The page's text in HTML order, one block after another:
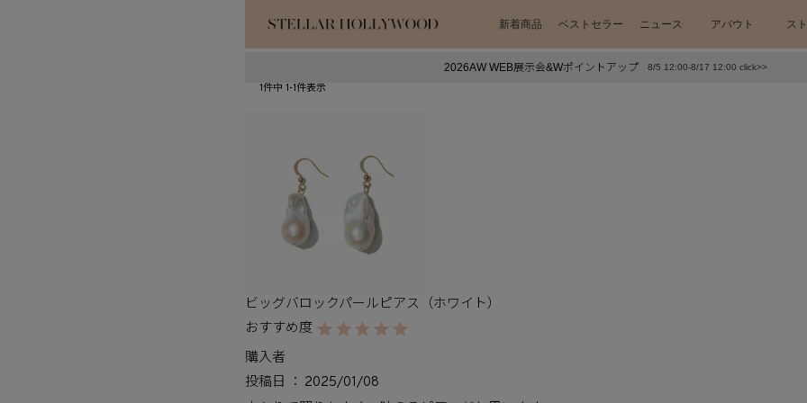
新着商品 ベストセラー ニュース アバウト ス
#¥10,000以下プチプラアクセ
2026AW WEB展示会&Wポイントアップ 8/5 12:00-8/17 12:00 click>>
1件中 1-1件表示
ビッグバロックパールピアス（ホワイト）
購入者
投稿日
2025/01/08